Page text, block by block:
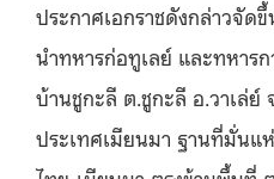
ประกาศเอกราชดังกล่าวจัด
นำทหารก่อทูเลย์ และทหาร
บ้านชูกะลี ต.ชูกะลี อ.วาเล่ย์
ประเทศเมียนมา ฐานที่มั่นแ